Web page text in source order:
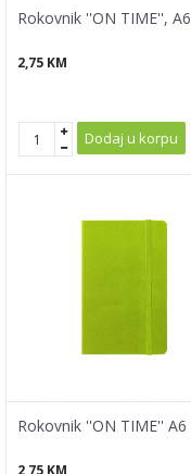
Rokovnik ''ON TIME'', A6
2,75 KM
Dodaj u korpu
Rokovnik ''ON TIME'' A6
2,75 KM